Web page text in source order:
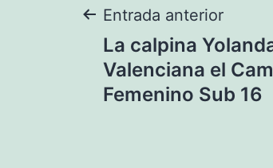
de
Entrada anterior
La calpina
Valenciana el
Femenino Sub 16